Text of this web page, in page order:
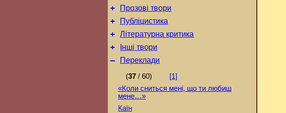
+ Прозові твори
+ Публіцистика
+ Літературна критика
+ Інші твори
– Переклади
(37 / 60)
[1]
«Коли сниться мені, що ти любиш
мене…»
Каїн